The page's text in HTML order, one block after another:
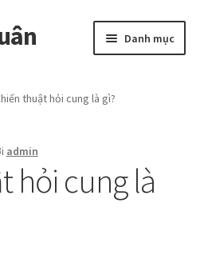
Danh mục
thuật hỏi cung là gì?
admin
hỏi cung là